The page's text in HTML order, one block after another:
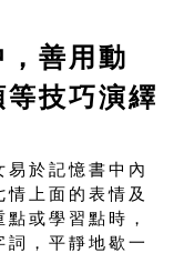
善用動
技巧演繹
於記憶書中內
上面的表情及
或學習點時，
，平靜地歇一